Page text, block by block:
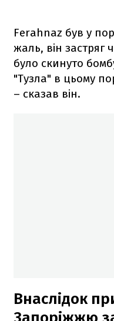
Ferahnaz був у
жаль, він застряг
було скинуто
"Тузла" в цьому
– сказав він.
Внаслідок